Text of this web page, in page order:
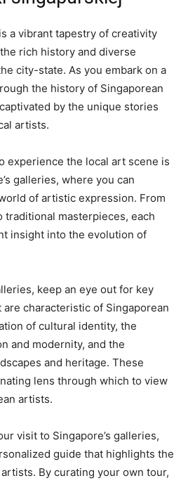
a vibrant tapestry of creativity‍
rich​ history and⁢ diverse
city-state. As you embark on⁤ a
the history of Singaporean‍
by the ⁢unique stories
⁢artists.
​experience the local art scene ‌is
galleries, where you⁢ can
of artistic expression. From‍
masterpieces, each
insight into the evolution of
keep an eye out for key⁤
characteristic of ⁢Singaporean
of cultural⁢ identity,‍ the
and modernity, and the
and heritage. These‌
⁢lens through‍ which to view
artists.
visit⁣ to Singapore’s galleries,
guide that ​highlights ​the
By curating ⁤your own tour,